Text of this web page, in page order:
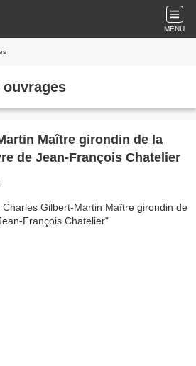
MENU
Maître girondin de la
de Jean-François Chatelier